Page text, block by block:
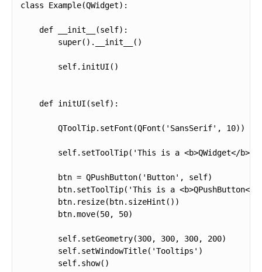
class Example(QWidget):
    def __init__(self):
        super().__init__()
        self.initUI()
    def initUI(self):
        QToolTip.setFont(QFont('SansSerif', 10))
self.setToolTip('This is a <b>QWidget</b>
        btn = QPushButton('Button', self)
btn.setToolTip('This is a <b>QPushButton</
        btn.resize(btn.sizeHint())
        btn.move(50, 50)
        self.setGeometry(300, 300, 300, 200)
        self.setWindowTitle('Tooltips')
        self.show()